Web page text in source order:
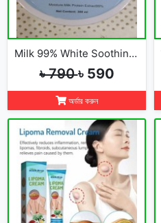
Milk 99% White Soothing Gel
৳ 790৳ 590
অর্ডার করুন